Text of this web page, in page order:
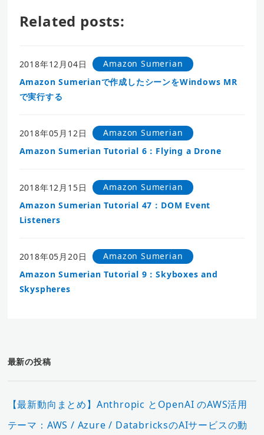
Related posts:
2018年12月04日
Amazon Sumerian
Amazon Sumerianで作成したシーンをWindows MR
で実行する
2018年05月12日
Amazon Sumerian
Amazon Sumerian Tutorial 6：Flying a Drone
2018年12月15日
Amazon Sumerian
Amazon Sumerian Tutorial 47：DOM Event
Listeners
2018年05月20日
Amazon Sumerian
Amazon Sumerian Tutorial 9：Skyboxes and
Skyspheres
最新の投稿
【最新動向まとめ】Anthropic とOpenAI のAWS活用
テーマ：AWS / Azure / DatabricksのAIサービスの動